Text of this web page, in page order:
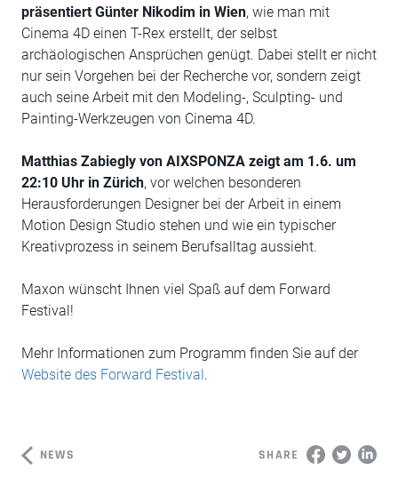
präsentiert Günter Nikodim in Wien, wie man mit
Cinema 4D einen T-Rex erstellt, der selbst
archäologischen Ansprüchen genügt. Dabei stellt er nicht
nur sein Vorgehen bei der Recherche vor, sondern zeigt
auch seine Arbeit mit den Modeling-, Sculpting- und
Painting-Werkzeugen von Cinema 4D.
Matthias Zabiegly von AIXSPONZA zeigt am 1.6. um
22:10 Uhr in Zürich, vor welchen besonderen
Herausforderungen Designer bei der Arbeit in einem
Motion Design Studio stehen und wie ein typischer
Kreativprozess in seinem Berufsalltag aussieht.
Maxon wünscht Ihnen viel Spaß auf dem Forward
Festival!
Mehr Informationen zum Programm finden Sie auf der
Website des Forward Festival.
NEWS SHARE